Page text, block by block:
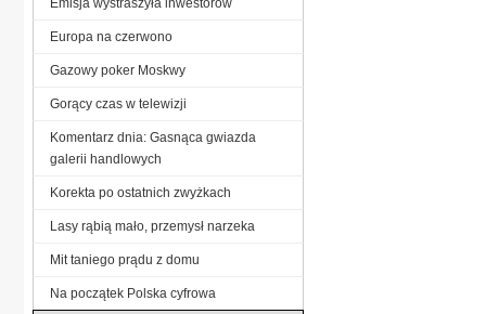
Europa na czerwono
Gazowy poker Moskwy
Gorący czas w telewizji
Komentarz dnia: Gasnąca gwiazda
galerii handlowych
Korekta po ostatnich zwyżkach
Lasy rąbią mało, przemysł narzeka
Mit taniego prądu z domu
Na początek Polska cyfrowa